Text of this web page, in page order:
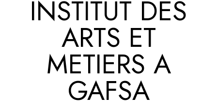
INSTITUT DES
ARTS ET
METIERS A
GAFSA